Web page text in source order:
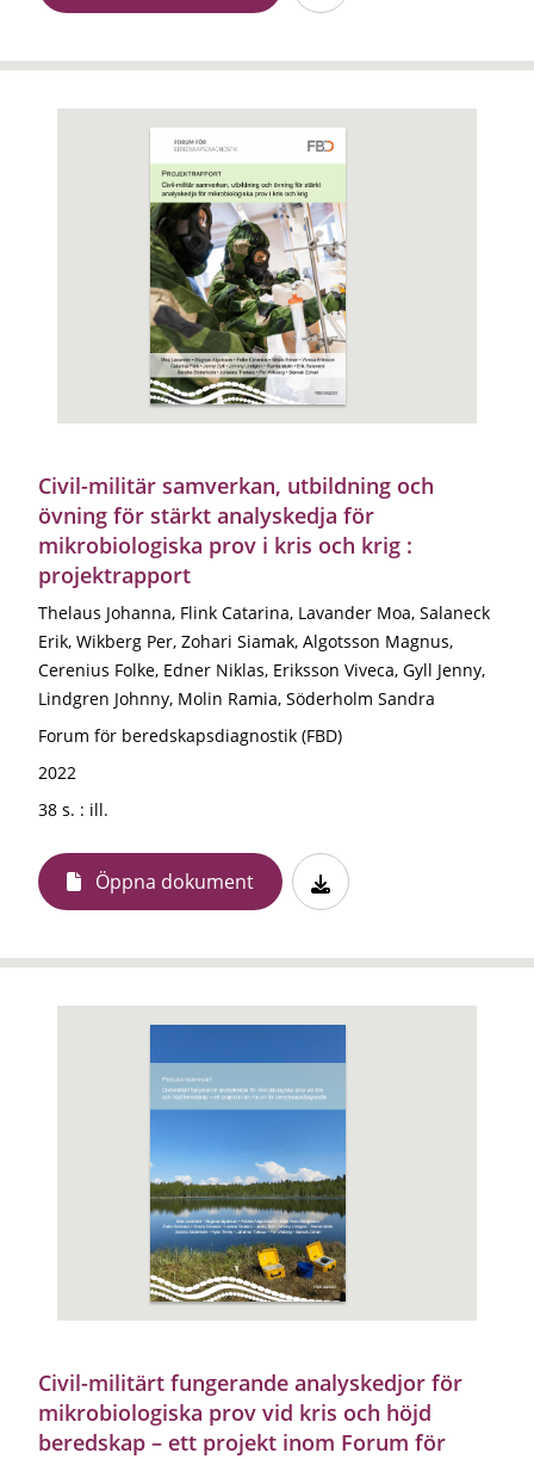
Civil-militär samverkan, utbildning och
övning för stärkt analyskedja för
mikrobiologiska prov i kris och krig :
projektrapport
Thelaus Johanna, Flink Catarina, Lavander Moa, Salaneck
Erik, Wikberg Per, Zohari Siamak, Algotsson Magnus,
Cerenius Folke, Edner Niklas, Eriksson Viveca, Gyll Jenny,
Lindgren Johnny, Molin Ramia, Söderholm Sandra
Forum för beredskapsdiagnostik (FBD)
2022
38 s. : ill.
Öppna dokument
Civil-militärt fungerande analyskedjor för
mikrobiologiska prov vid kris och höjd
beredskap – ett projekt inom Forum för